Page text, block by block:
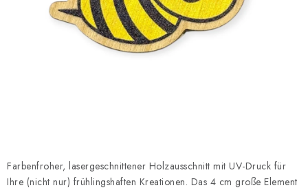
Datenschutzerklärung
Impressum
Farbenfroher, lasergeschnittener Holzausschnitt mit UV-Druck für
Ihre (nicht nur) frühlingshaften Kreationen. Das 4 cm große Element